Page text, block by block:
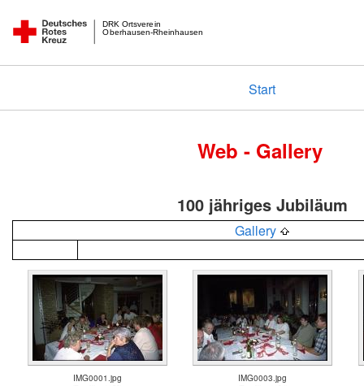
Oberhausen-Rheinhausen
DRK Ortsverein
Start
Web - Gallery
100 jähriges Jubiläum
Gallery
IMG0001.jpg IMG0003.jpg